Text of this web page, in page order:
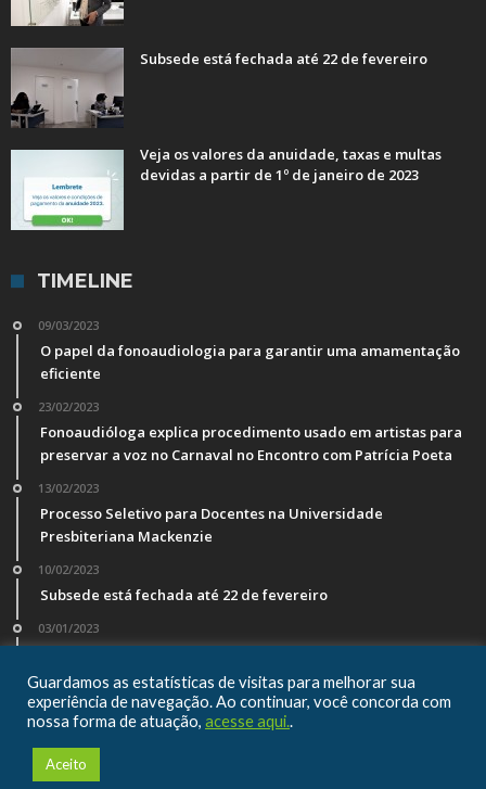
Subsede está fechada até 22 de fevereiro
Veja os valores da anuidade, taxas e multas
devidas a partir de 1º de janeiro de 2023
TIMELINE
09/03/2023
O papel da fonoaudiologia para garantir uma amamentação
eficiente
23/02/2023
Fonoaudióloga explica procedimento usado em artistas para
preservar a voz no Carnaval no Encontro com Patrícia Poeta
13/02/2023
Processo Seletivo para Docentes na Universidade
Presbiteriana Mackenzie
10/02/2023
Subsede está fechada até 22 de fevereiro
03/01/2023
de 1º de janeiro de 2023
Copyright © Crefono1. Todos os direitos reservados - DESENVOLVIDO
Guardamos as estatísticas de visitas para melhorar sua
experiência de navegação. Ao continuar, você concorda com
nossa forma de atuação, acesse aqui..
Aceito